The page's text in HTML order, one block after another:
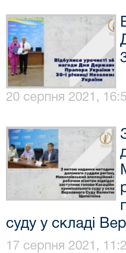
20 серпня 2021,
суду у складі
17 серпня 2021,